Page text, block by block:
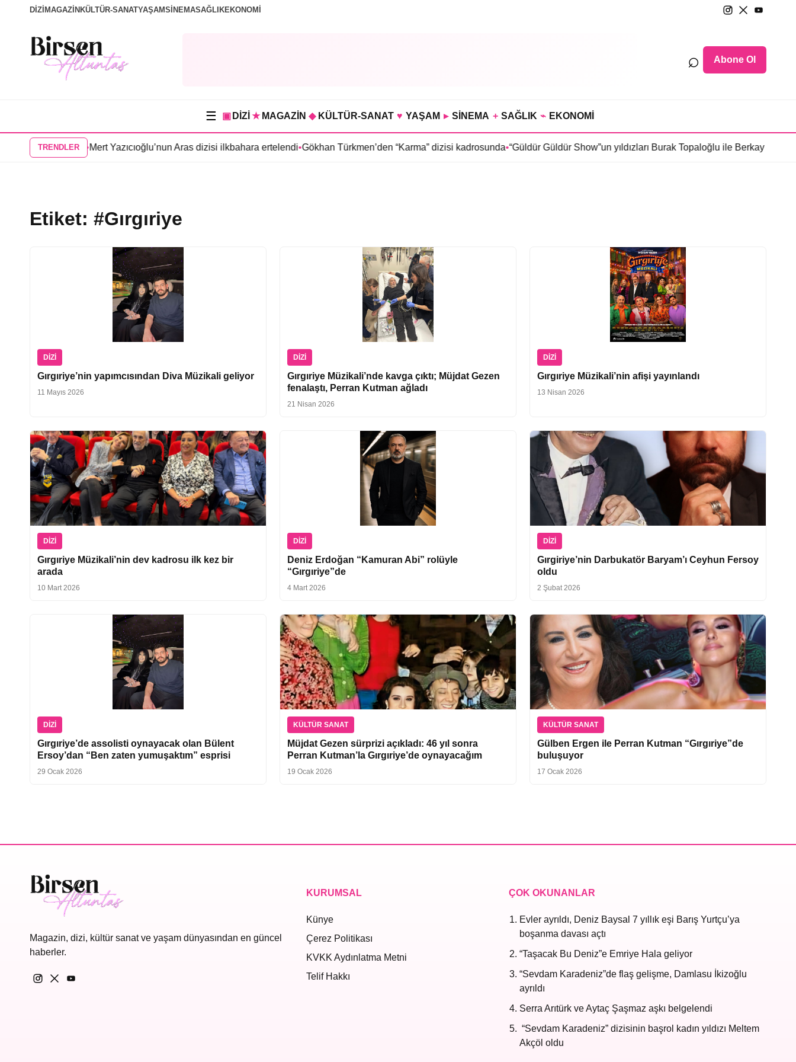
DİZİ MAGAZİN KÜLTÜR-SANATYAŞAMSİNEMASAĞLIKEKONOMİ
⌕ Abone Ol
☰ ▣ DİZİ ★ MAGAZİN ◆ KÜLTÜR-SANAT ♥ YAŞAM ▸ SİNEMA + SAĞLIK ⌁ EKONOMİ
TRENDLER
afişi yayınlandı•Mert Yazıcıoğlu’nun Aras dizisi ilkbahara ertelendi•Gökhan Türkmen’den “Karma” dizisi kadrosunda•“Güldür Güldür Show”un yıldızları Burak Topaloğlu ile Berkay
Etiket: #Gırgıriye
DIZI
Gırgıriye’nin yapımcısından Diva Müzikali geliyor
11 Mayıs 2026
DIZI
Gırgıriye Müzikali’nde kavga çıktı; Müjdat Gezen
fenalaştı, Perran Kutman ağladı
21 Nisan 2026
DIZI
Gırgıriye Müzikali’nin afişi yayınlandı
13 Nisan 2026
DIZI
Gırgıriye Müzikali’nin dev kadrosu ilk kez bir
arada
10 Mart 2026
DIZI
Deniz Erdoğan “Kamuran Abi” rolüyle
“Gırgıriye”de
4 Mart 2026
DIZI
Gırgiriye’nin Darbukatör Baryam’ı Ceyhun Fersoy
oldu
2 Şubat 2026
DIZI
Gırgıriye’de assolisti oynayacak olan Bülent
Ersoy’dan “Ben zaten yumuşaktım” esprisi
29 Ocak 2026
KÜLTÜR SANAT
Müjdat Gezen sürprizi açıkladı: 46 yıl sonra
Perran Kutman’la Gırgıriye’de oynayacağım
19 Ocak 2026
KÜLTÜR SANAT
Gülben Ergen ile Perran Kutman “Gırgıriye”de
buluşuyor
17 Ocak 2026
Magazin, dizi, kültür sanat ve yaşam dünyasından en güncel
haberler.
KURUMSAL
Künye
Çerez Politikası
KVKK Aydınlatma Metni
Telif Hakkı
ÇOK OKUNANLAR
Evler ayrıldı, Deniz Baysal 7 yıllık eşi Barış Yurtçu’ya
boşanma davası açtı
“Taşacak Bu Deniz”e Emriye Hala geliyor
“Sevdam Karadeniz”de flaş gelişme, Damlasu İkizoğlu
ayrıldı
Serra Arıtürk ve Aytaç Şaşmaz aşkı belgelendi
“Sevdam Karadeniz” dizisinin başrol kadın yıldızı Meltem
Akçöl oldu